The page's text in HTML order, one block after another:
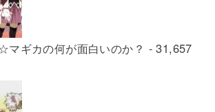
マギカの何が面白いのか？ - 31,657